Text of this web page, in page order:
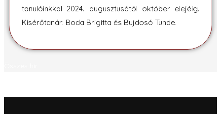
tanulóinkkal 2024. augusztusától október elejéig.
Kísérőtanár: Boda Brigitta és Bujdosó Tünde.